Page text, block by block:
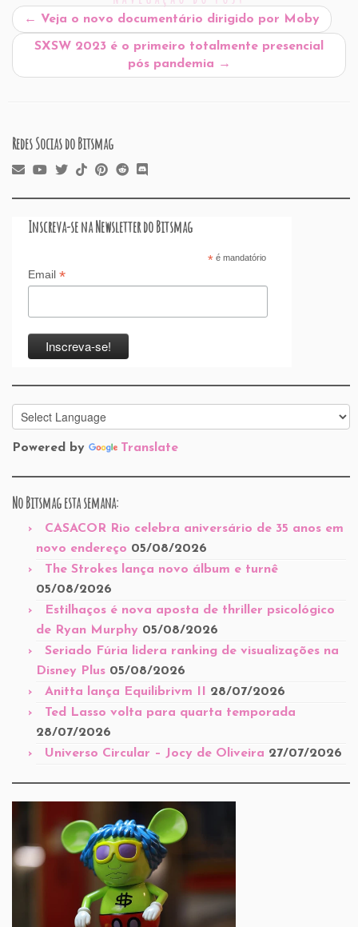
b
o
dI
n
A
p
p
re
ss
t
d
s
d
o
← Veja o novo documentário dirigido por Moby
SXSW 2023 é o primeiro totalmente presencial
pós pandemia →
Redes Socias do Bitsmag
Inscreva-se na Newsletter do Bitsmag
*é mandatório
Email *
Powered by Translate
No Bitsmag esta semana:
CASACOR Rio celebra aniversário de 35 anos em
novo endereço 05/08/2026
The Strokes lança novo álbum e turnê
05/08/2026
Estilhaços é nova aposta de thriller psicológico
de Ryan Murphy 05/08/2026
Seriado Fúria lidera ranking de visualizações na
Disney Plus 05/08/2026
Anitta lança Equilibrivm II
28/07/2026
Ted Lasso volta para quarta temporada
28/07/2026
Universo Circular – Jocy de Oliveira 27/07/2026